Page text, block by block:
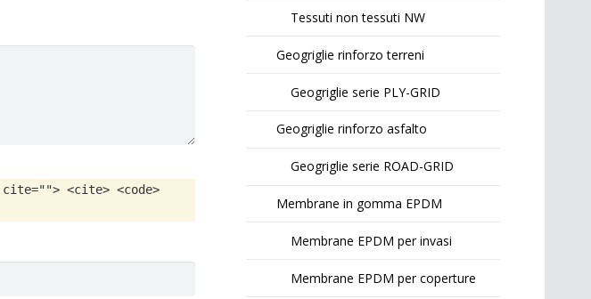
<cite> <code>
Tessuti non tessuti NW
Geogriglie rinforzo terreni
Geogriglie serie PLY-GRID
Geogriglie rinforzo asfalto
Geogriglie serie ROAD-GRID
Membrane in gomma EPDM
Membrane EPDM per invasi
Membrane EPDM per coperture